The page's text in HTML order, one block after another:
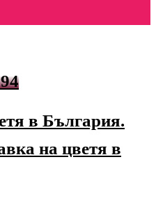
в България.
на цветя в